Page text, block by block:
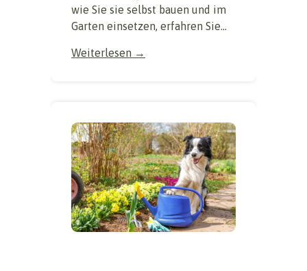
wie Sie sie selbst bauen und im
Garten einsetzen, erfahren Sie...
Weiterlesen →